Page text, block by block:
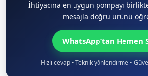
İhtiyacına en uygun pompayı
mesajla doğru ürünü
WhatsApp’tan Hemen
Hızlı cevap • Teknik yönlendirme •